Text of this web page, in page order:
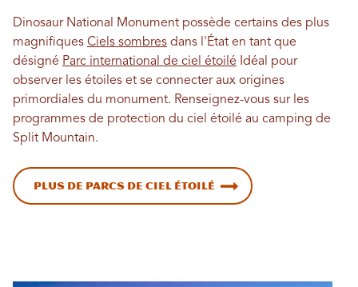
Dinosaur National Monument possède certains des plus
magnifiques Ciels sombres dans l'État en tant que
désigné Parc international de ciel étoilé Idéal pour
observer les étoiles et se connecter aux origines
primordiales du monument. Renseignez-vous sur les
programmes de protection du ciel étoilé au camping de
Split Mountain.
Plus de parcs de ciel étoilé